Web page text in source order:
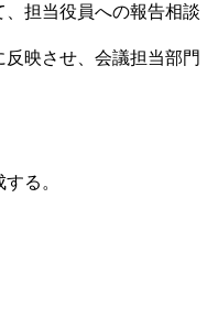
担当役員への報告相談
映させ、会議担当部門
る。